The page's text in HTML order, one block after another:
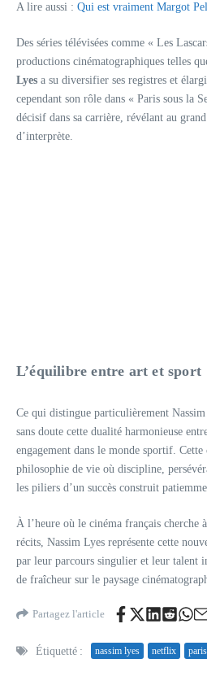
A lire aussi : Qui est vraiment Margot
Des séries télévisées comme « Les
productions cinématographiques telles
Lyes a su diversifier ses registres et
cependant son rôle dans « Paris sous la
décisif dans sa carrière, révélant au
d’interprète.
L’équilibre entre art et sport
Ce qui distingue particulièrement Nassim
sans doute cette dualité harmonieuse
engagement dans le monde sportif.
philosophie de vie où discipline,
les piliers d’un succès construit
À l’heure où le cinéma français cherche
récits, Nassim Lyes représente cette
par leur parcours singulier et leur talent
de fraîcheur sur le paysage
Partagez l'article
Étiquetté : nassim lyes netflix